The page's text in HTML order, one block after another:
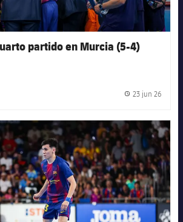
partido en Murcia (5-4)
Fecha
23 jun 26
FC Barcelona club badge